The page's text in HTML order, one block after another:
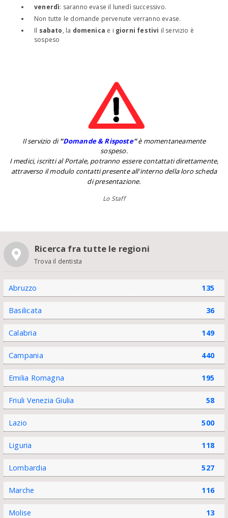
venerdì: saranno evase il lunedì successivo.
Non tutte le domande pervenute verranno evase.
Il sabato, la domenica e i giorni festivi il servizio è
sospeso
Il servizio di''Domande & Risposte''è momentaneamente
sospeso.
I medici, iscritti al Portale, potranno essere contattati direttamente,
attraverso il modulo contatti presente all'interno della loro scheda
di presentazione.
Lo Staff
Ricerca fra tutte le regioni
Trova il dentista
Abruzzo 135
Basilicata 36
Calabria 149
Campania 440
Emilia Romagna 195
Friuli Venezia Giulia 58
Lazio 500
Liguria 118
Lombardia 527
Marche 116
Molise 13